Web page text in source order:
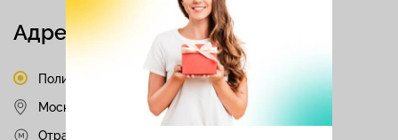
Адреса и контакты
Поликлиника Отрадное
Москва, Алтуфьевское шоссе д.28 к. 1
Отрадное, Бибирево, Алтуфьево